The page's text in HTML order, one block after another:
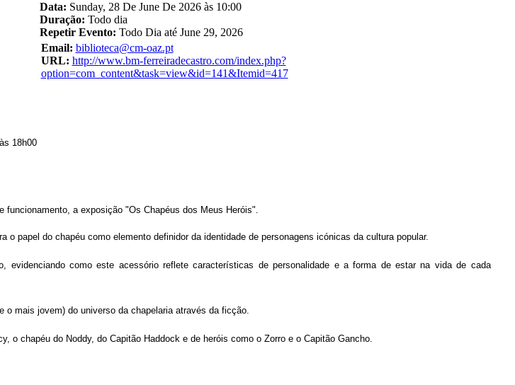
Data: Sunday, 28 De June De 2026 às 10:00
Duração: Todo dia
Repetir Evento: Todo Dia até June 29, 2026
Email: biblioteca@cm-oaz.pt
URL: http://www.bm-ferreiradecastro.com/index.php?
option=com_content&task=view&id=141&Itemid=417
18h00
funcionamento, a exposição "Os Chapéus dos Meus Heróis".
papel do chapéu como elemento definidor da identidade de personagens icónicas da cultura popular.
evidenciando como este acessório reflete características de personalidade e a forma de estar na vida de cada
mais jovem) do universo da chapelaria através da ficção.
chapéu do Noddy, do Capitão Haddock e de heróis como o Zorro e o Capitão Gancho.